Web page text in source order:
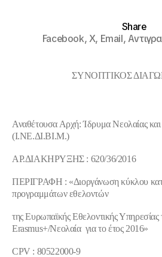
Share
Facebook,X, Email,
ΣΥΝΟΠΤΙΚΟΣ
Αναθέτουσα Αρχή: Ίδρυμα Νεολαίας
(Ι.ΝΕ.ΔΙ.ΒΙ.Μ.)
ΑΡ.ΔΙΑΚΗΡΥΞΗΣ : 620/36/2016
ΠΕΡΙΓΡΑΦΗ : «Διοργάνωση κύκλου
προγραμμάτων εθελοντών
της Ευρωπαϊκής Εθελοντικής
Erasmus+/Νεολαία για το έτος 2016»
CPV : 80522000-9